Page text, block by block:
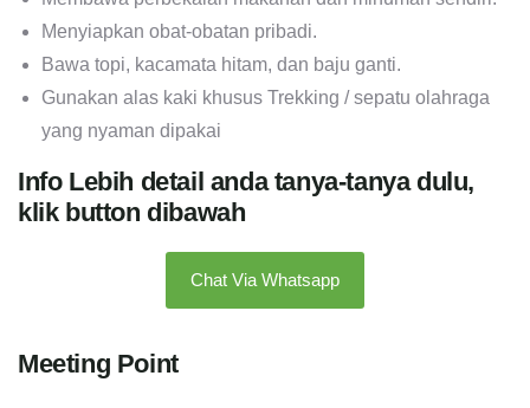
Menyiapkan obat-obatan pribadi.
Bawa topi, kacamata hitam, dan baju ganti.
Gunakan alas kaki khusus Trekking / sepatu olahraga
yang nyaman dipakai
Info Lebih detail anda tanya-tanya dulu,
klik button dibawah
Chat Via Whatsapp
Meeting Point